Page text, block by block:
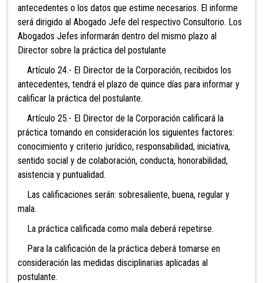
antecedentes o los datos que estime necesarios. El informe
será dirigido al Abogado Jefe del respectivo Consultorio. Los
Abogados Jefes informarán dentro del mismo plazo al
Director sobre la práctica del postulante
Artículo 24.- El Director de la Corporación, recibidos los
antecedentes, tendrá el plazo de quince días para informar y
calificar la práctica del postulante.
Artículo 25.- El Director de la Corporación calificará la
práctica tomando en consideración los siguientes factores:
conocimiento y criterio jurídico, responsabilidad, iniciativa,
sentido social y de colaboración, conducta, honorabilidad,
asistencia y puntualidad.
Las calificaciones serán: sobresaliente, buena, regular y
mala.
La práctica calificada como mala deberá repetirse.
Para la calificación de la práctica deberá tomarse en
consideración las medidas disciplinarias aplicadas al
postulante.